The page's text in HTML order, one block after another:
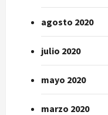
agosto 2020
julio 2020
mayo 2020
marzo 2020